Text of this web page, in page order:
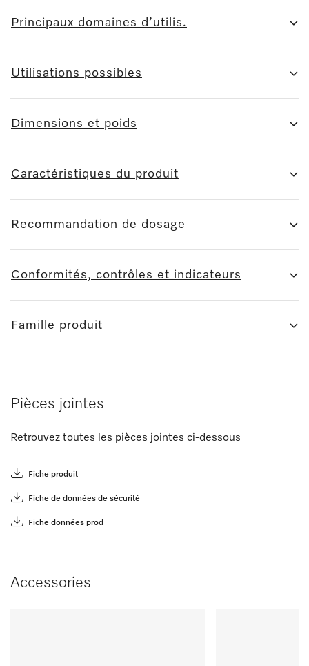
Principaux domaines d’utilis.
Utilisations possibles
Dimensions et poids
Caractéristiques du produit
Recommandation de dosage
Conformités, contrôles et indicateurs
Famille produit
Pièces jointes
Retrouvez toutes les pièces jointes ci-dessous
Fiche produit
Fiche de données de sécurité
Fiche données prod
Accessories